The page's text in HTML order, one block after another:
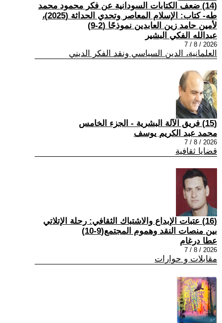
(14) ضعف الكتابات السودانية عن فكر محمود محمد
طه- كتاب: الإسلام المعاصر وتحدي الحداثة (2025)،
لأمين حامد زين العابدين نموذجًا (2-9)
عبدالله الفكي البشير
2026 / 8 / 7
العلمانية، الدين السياسي ونقد الفكر الديني
(15) فريق الآلة البشرية - الجزء الخامس
محمد عبد الكريم يوسف
2026 / 8 / 7
قضايا ثقافية
(16) عتبات الإبداع والاشتباك الثقافي: رحلة الإتلاتي
بين منصات النقد وهموم المجتمع(9-10)
عطا درغام
2026 / 8 / 7
مقابلات و حوارات